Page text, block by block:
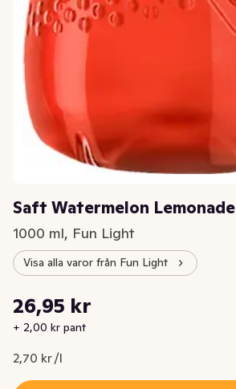
Saft Watermelon Lemonade
1000 ml, Fun Light
Visa alla varor från Fun Light
Nuvarande pris är: 26,95 kr
26,95 kr
+ 2,00 kr pant
2,70 kr /l
Styckpris: 2,70 kr /l